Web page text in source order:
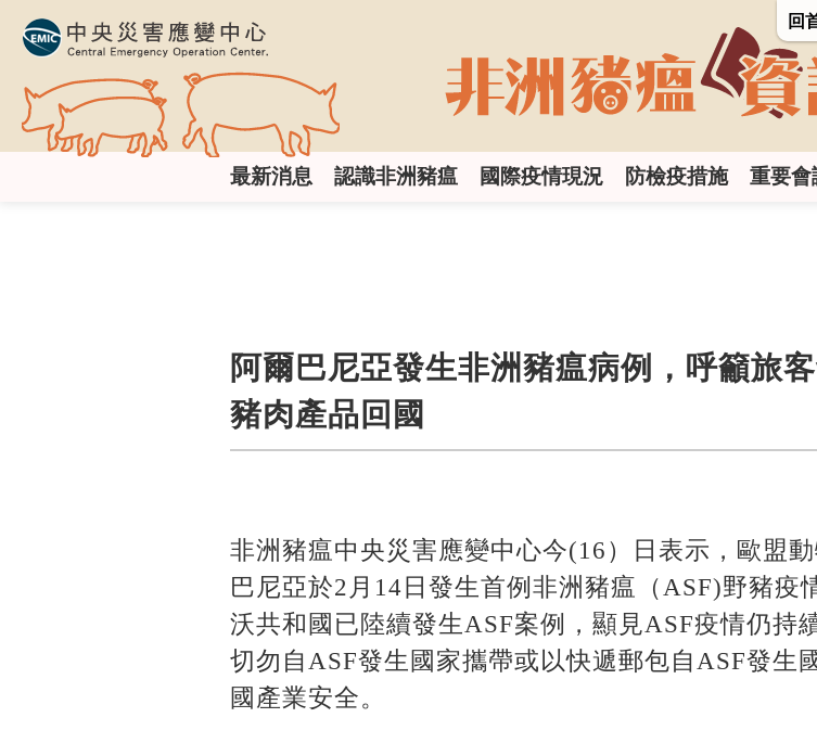
回
最新消息 認識非洲豬瘟 國際疫情現況 防檢疫措施 重要會
阿爾巴尼亞發生非洲豬瘟病例，呼籲旅
豬肉產品回國
非洲豬瘟中央災害應變中心今(16）日表示，歐盟
巴尼亞於2月14日發生首例非洲豬瘟（ASF)野豬疫
沃共和國已陸續發生ASF案例，顯見ASF疫情仍持
切勿自ASF發生國家攜帶或以快遞郵包自ASF發生
國產業安全。